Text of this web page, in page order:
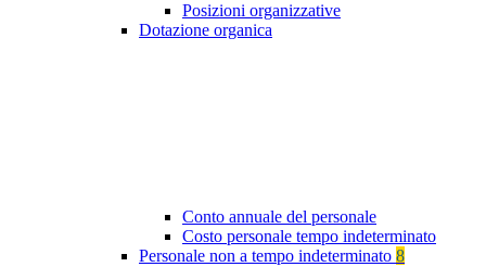
Posizioni organizzative
Dotazione organica
Conto annuale del personale
Costo personale tempo indeterminato
Personale non a tempo indeterminato 8